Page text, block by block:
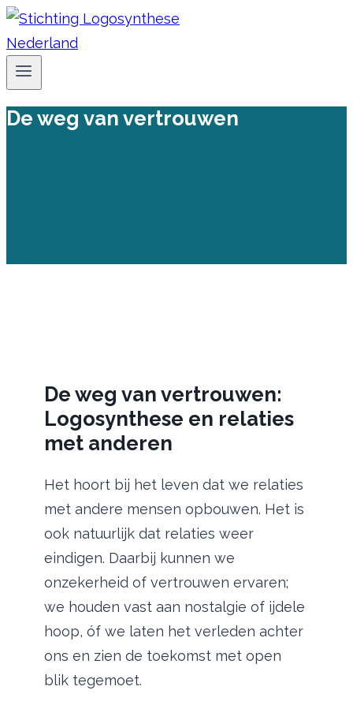
Doorgaan
naar
inhoud
De weg van vertrouwen
De weg van vertrouwen:
Logosynthese en relaties
met anderen
Het hoort bij het leven dat we relaties
met andere mensen opbouwen. Het is
ook natuurlijk dat relaties weer
eindigen. Daarbij kunnen we
onzekerheid of vertrouwen ervaren;
we houden vast aan nostalgie of ijdele
hoop, óf we laten het verleden achter
ons en zien de toekomst met open
blik tegemoet.